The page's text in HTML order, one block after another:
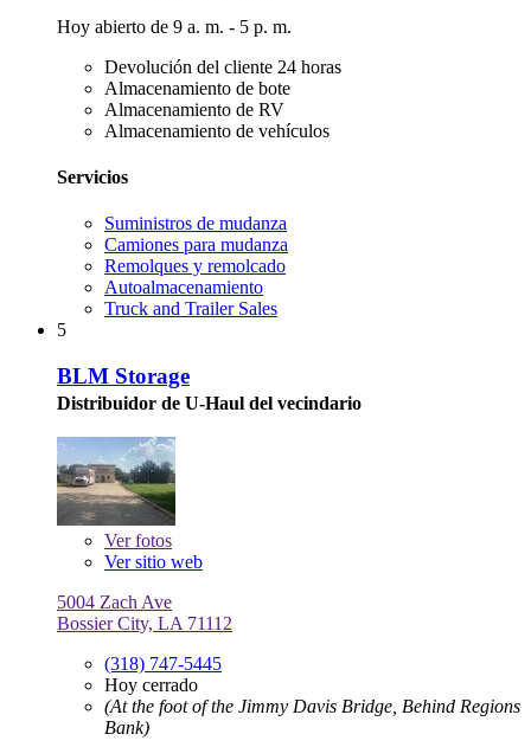
Hoy abierto de 9 a. m. - 5 p. m.
Devolución del cliente 24 horas
Almacenamiento de bote
Almacenamiento de RV
Almacenamiento de vehículos
Servicios
Suministros de mudanza
Camiones para mudanza
Remolques y remolcado
Autoalmacenamiento
Truck and Trailer Sales
5
BLM Storage
Distribuidor de U-Haul del vecindario
Verfotos
Ver sitio web
5004 Zach Ave
Bossier City, LA 71112
(318) 747-5445
Hoy cerrado
(At the foot of the Jimmy Davis Bridge, Behind Regions
Bank)